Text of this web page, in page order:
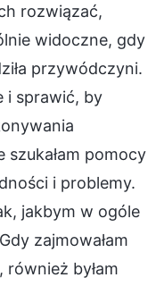
rozwiązać,
widoczne, gdy
przywódczyni.
i sprawić, by
pomocy
i problemy.
jakbym w ogóle
zajmowałam
również byłam